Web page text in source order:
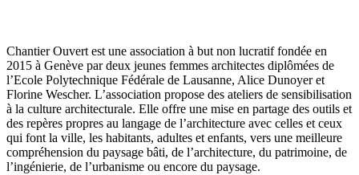
Chantier Ouvert est une association à but non lucratif fondée en
2015 à Genève par deux jeunes femmes architectes diplômées de
l’Ecole Polytechnique Fédérale de Lausanne, Alice Dunoyer et
Florine Wescher. L’association propose des ateliers de sensibilisation
à la culture architecturale. Elle offre une mise en partage des outils et
des repères propres au langage de l’architecture avec celles et ceux
qui font la ville, les habitants, adultes et enfants, vers une meilleure
compréhension du paysage bâti, de l’architecture, du patrimoine, de
l’ingénierie, de l’urbanisme ou encore du paysage.